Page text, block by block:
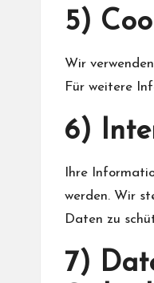
5)
Wir
Für weitere
6)
Ihre
werden. Wir
Daten zu
7)